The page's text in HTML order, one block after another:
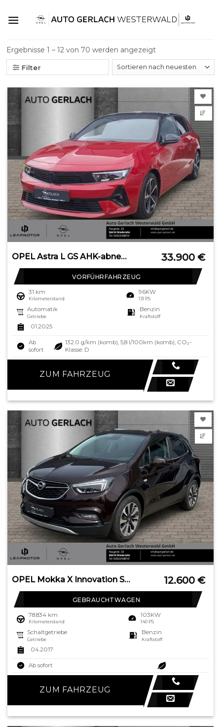
Filter
Ergebnisse 1 – 12 von 70 werden angezeigt
OPEL Astra L GS AHK-abnehmbar El. Panodach Digitales 33.900 €
VORFÜHRFAHRZEUG
31 km
Kilometerstand
96KW
131 PS
Automatik
Getriebe
Benzin
Kraftstoff
01.2025
Ab
sofort
132.0 g/km (komb), 5,8 l/100km (komb), CO₂-
Klasse: D
ZUM FAHRZEUG
OPEL Mokka X Innovation Start Stop Navi Apple CarPlay 12.600 €
GEBRAUCHTWAGEN
78.834 km
Kilometerstand
103KW
140 PS
Schaltgetriebe
Getriebe
Benzin
Kraftstoff
04.2017
Ab sofort
ZUM FAHRZEUG